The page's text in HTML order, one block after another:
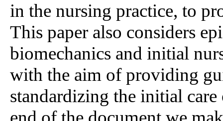
in the nursing practice, to
This paper also considers
biomechanics and initial
with the aim of providing
standardizing the initial